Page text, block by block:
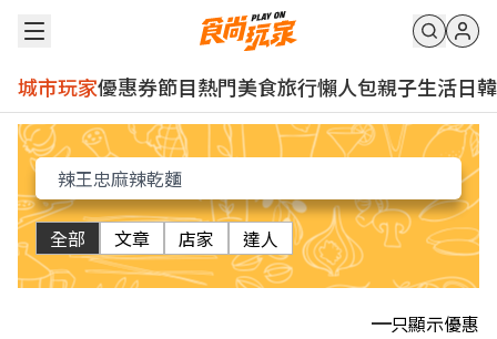
城市玩家優惠券節目熱門美食旅行懶人包親子生活日韓
全部 文章 店家 達人
只顯示優惠